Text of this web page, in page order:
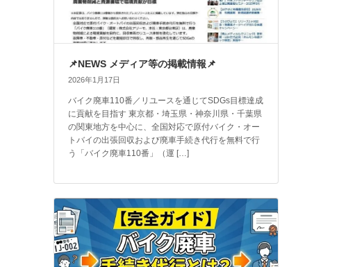
📌NEWS メディア等の掲載情報📌
2026年1月17日
バイク廃車110番／リユースを通じてSDGs目標達成
に貢献を目指す 東京都・埼玉県・神奈川県・千葉県
の関東地方を中心に、全国対応で原付バイク・オー
トバイの出張回収および廃車手続き代行を無料で行
う「バイク廃車110番」（運 […]